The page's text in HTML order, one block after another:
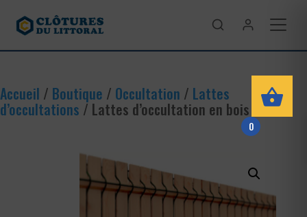
Accueil / Boutique / Occultation / Lattes
d’occultations / Lattes d’occultation en bois
0